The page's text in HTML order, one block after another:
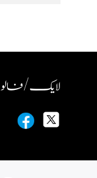
لایک / فالو